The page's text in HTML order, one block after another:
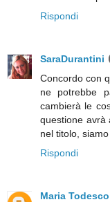
Rispondi
SaraDurantini
Concordo con
ne potrebbe
cambierà le
questione avrà
nel titolo,
Rispondi
Maria Todesco